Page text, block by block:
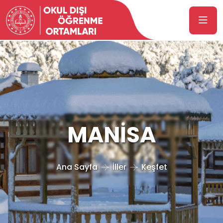
MANİSA
Ana Sayfa İller Keşfet